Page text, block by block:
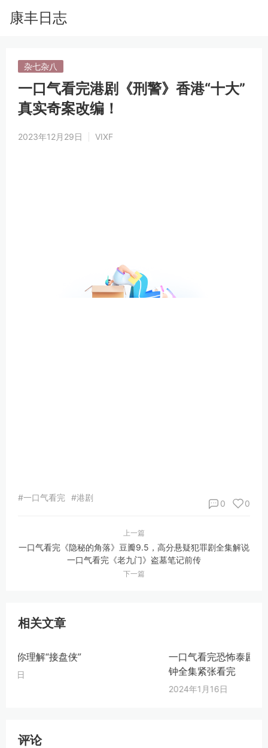
康丰日志
杂七杂八
一口气看完港剧《刑警》香港“十大”
真实奇案改编！
2023年12月29日 VIXF
#一口气看完 #港剧
0 0
上一篇
一口气看完《隐秘的角落》豆瓣9.5，高分悬疑犯罪剧全集解说
下一篇
一口气看完《老九门》盗墓笔记前传
相关文章
一口气看完恐怖泰剧《诡谈星期二》40分
一口
评论